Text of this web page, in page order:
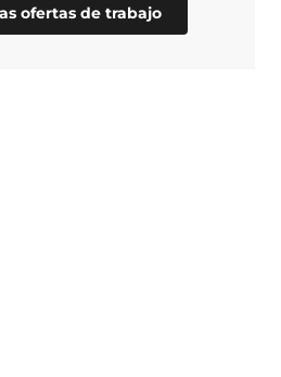
ofertas de trabajo